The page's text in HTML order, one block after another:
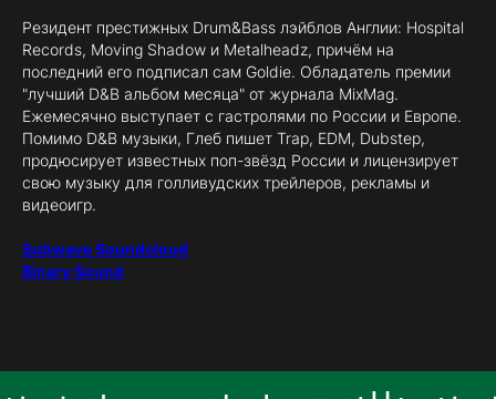
Резидент престижных Drum&Bass лэйблов Англии: Hospital
Records, Moving Shadow и Metalheadz, причём на
последний его подписал сам Goldie. Обладатель премии
"лучший D&B альбом месяца" от журнала MixMag.
Ежемесячно выступает с гастролями по России и Европе.
Помимо D&B музыки, Глеб пишет Trap, EDM, Dubstep,
продюсирует известных поп-звёзд России и лицензирует
свою музыку для голливудских трейлеров, рекламы и
видеоигр.
Subwave Soundcloud
Binary Sound